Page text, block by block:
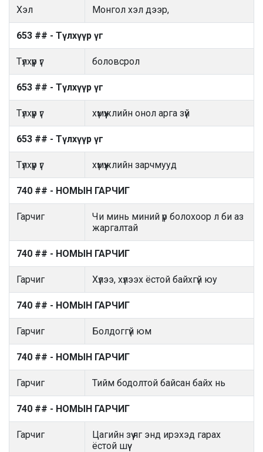
Хэл Монгол хэл дээр,
653 ## - Түлхүүр үг
Түлхүүр үг боловсрол
653 ## - Түлхүүр үг
Түлхүүр үг хүмүүжлийн онол арга зүй
653 ## - Түлхүүр үг
Түлхүүр үг хүмүүжлийн зарчмууд
740 ## - НОМЫН ГАРЧИГ
Гарчиг
Чи минь миний үр болохоор л би аз
жаргалтай
740 ## - НОМЫН ГАРЧИГ
Гарчиг Хүлээ, хүлээх ёстой байхгүй юу
740 ## - НОМЫН ГАРЧИГ
Гарчиг Болдоггүй юм
740 ## - НОМЫН ГАРЧИГ
Гарчиг Тийм бодолтой байсан байх нь
740 ## - НОМЫН ГАРЧИГ
Гарчиг
Цагийн зүү яг энд ирэхэд гарах
ёстой шүү